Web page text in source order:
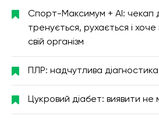
Спорт-Максимум + AI: чекап
тренується, рухається і
свій організм
ПЛР: надчутлива діагностика
Цукровий діабет: виявити не